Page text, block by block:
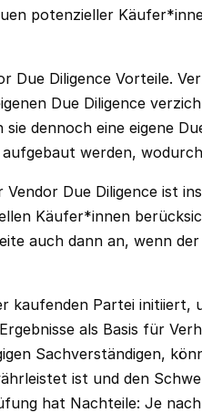
potenzieller
Diligence Vorteile.
Due Diligence
dennoch eine eigene
werden,
Due Diligence ist
Käufer*innen
auch dann an, wenn
kaufenden Partei initiiert,
als Basis für
Sachverständigen,
ist und den
hat Nachteile: Je